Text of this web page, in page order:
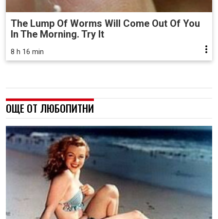
The Lump Of Worms Will Come Out Of You
In The Morning. Try It
8 h 16 min
ОЩЕ ОТ ЛЮБОПИТНИ